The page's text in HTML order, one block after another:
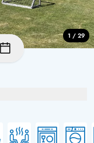
1 / 29